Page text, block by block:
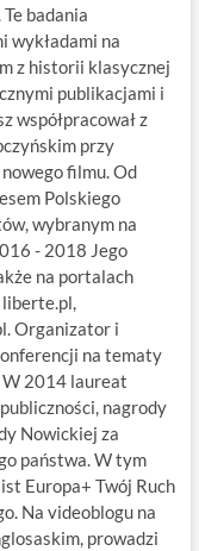
badania
wykładami na
z historii klasycznej
publikacjami i
współpracował z
przy
filmu. Od
Polskiego
wybranym na
- 2018 Jego
na portalach
Organizator i
na tematy
2014 laureat
nagrody
Nowickiej za
państwa. W tym
Europa+ Twój Ruch
Na videoblogu na
prowadzi